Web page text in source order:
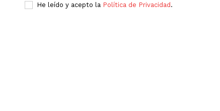
He leído y acepto la Política de Privacidad .